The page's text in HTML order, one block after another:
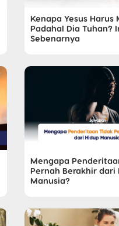
Kenapa Yesus Harus
Padahal Dia Tuhan?
Sebenarnya
Mengapa
Pernah Berakhir dari
Manusia?